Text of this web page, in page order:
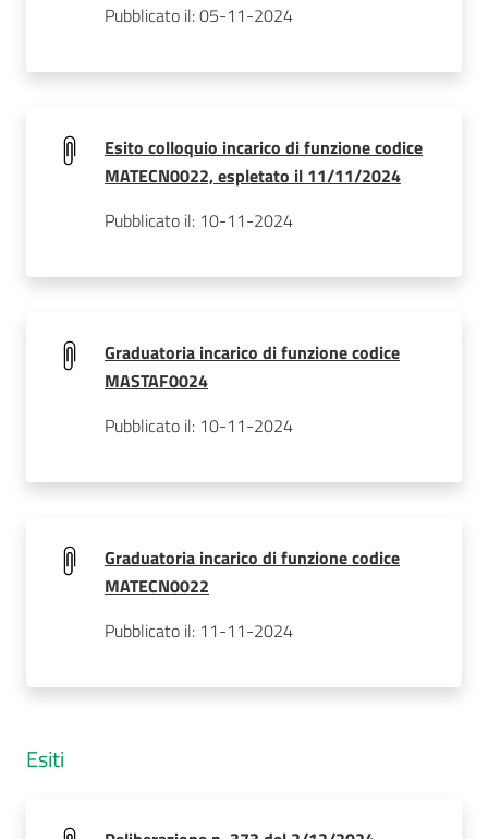
Pubblicato il: 05-11-2024
Esito colloquio incarico di funzione codice
MATECN0022, espletato il 11/11/2024
Pubblicato il: 10-11-2024
Graduatoria incarico di funzione codice
MASTAF0024
Pubblicato il: 10-11-2024
Graduatoria incarico di funzione codice
MATECN0022
Pubblicato il: 11-11-2024
Esiti